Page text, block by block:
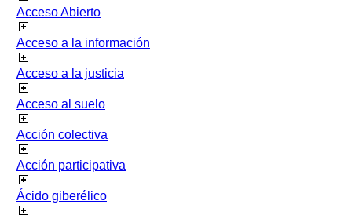
Acceso Abierto
Acceso a la información
Acceso a la justicia
Acceso al suelo
Acción colectiva
Acción participativa
Ácido giberélico